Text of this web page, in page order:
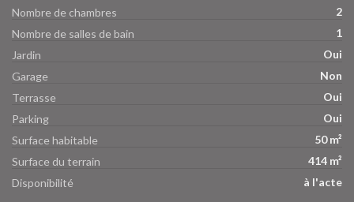
Nombre de chambres
2
Nombre de salles de bain
1
Jardin
Oui
Garage
Non
Terrasse
Oui
Parking
Oui
Surface habitable
50 m²
Surface du terrain
414 m²
Disponibilité
à l'acte